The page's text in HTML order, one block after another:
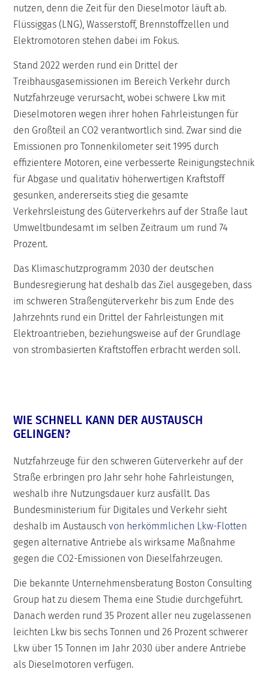
nutzen, denn die Zeit für den Dieselmotor läuft ab.
Flüssiggas (LNG), Wasserstoff, Brennstoffzellen und
Elektromotoren stehen dabei im Fokus.
Stand 2022 werden rund ein Drittel der
Treibhausgasemissionen im Bereich Verkehr durch
Nutzfahrzeuge verursacht, wobei schwere Lkw mit
Dieselmotoren wegen ihrer hohen Fahrleistungen für
den Großteil an CO2 verantwortlich sind. Zwar sind die
Emissionen pro Tonnenkilometer seit 1995 durch
effizientere Motoren, eine verbesserte Reinigungstechnik
für Abgase und qualitativ höherwertigen Kraftstoff
gesunken, andererseits stieg die gesamte
Verkehrsleistung des Güterverkehrs auf der Straße laut
Umweltbundesamt im selben Zeitraum um rund 74
Prozent.
Das Klimaschutzprogramm 2030 der deutschen
Bundesregierung hat deshalb das Ziel ausgegeben, dass
im schweren Straßengüterverkehr bis zum Ende des
Jahrzehnts rund ein Drittel der Fahrleistungen mit
Elektroantrieben, beziehungsweise auf der Grundlage
von strombasierten Kraftstoffen erbracht werden soll.
WIE SCHNELL KANN DER AUSTAUSCH
GELINGEN?
Nutzfahrzeuge für den schweren Güterverkehr auf der
Straße erbringen pro Jahr sehr hohe Fahrleistungen,
weshalb ihre Nutzungsdauer kurz ausfällt. Das
Bundesministerium für Digitales und Verkehr sieht
deshalb im Austauschvon herkömmlichen Lkw-Flotten
gegen alternative Antriebe als wirksame Maßnahme
gegen die CO2-Emissionen von Dieselfahrzeugen.
Die bekannte Unternehmensberatung Boston Consulting
Group hat zu diesem Thema eine Studie durchgeführt.
Danach werden rund 35 Prozent aller neu zugelassenen
leichten Lkw bis sechs Tonnen und 26 Prozent schwerer
Lkw über 15 Tonnen im Jahr 2030 über andere Antriebe
als Dieselmotoren verfügen.